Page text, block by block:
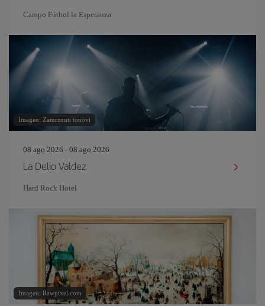
Campo Fútbol la Esperanza
Imagen: Zamrznuti tonovi
08 ago 2026 - 08 ago 2026
La Delio Valdez
Hard Rock Hotel
Imagen: Rawpixel.com